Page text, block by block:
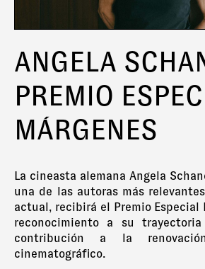
ANGELA
PREMIO
MÁRGENES
La cineasta alemana Angela
una de las autoras más
actual, recibirá el Premio Especial
reconocimiento a su
contribución a la
cinematográfico.